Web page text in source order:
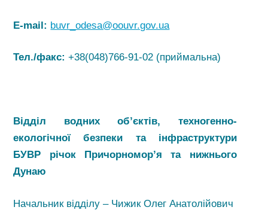
E-mail: buvr_odesa@oouvr.gov.ua
Тел./факс: +38(048)766-91-02 (приймальна)
Відділ водних об’єктів, техногенно-
екологічної безпеки та інфраструктури
БУВР річок Причорномор’я та нижнього
Дунаю
Начальник відділу – Чижик Олег Анатолійович